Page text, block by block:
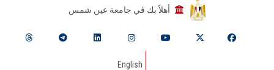
أهلاً بك في جامعة عين شمس
English